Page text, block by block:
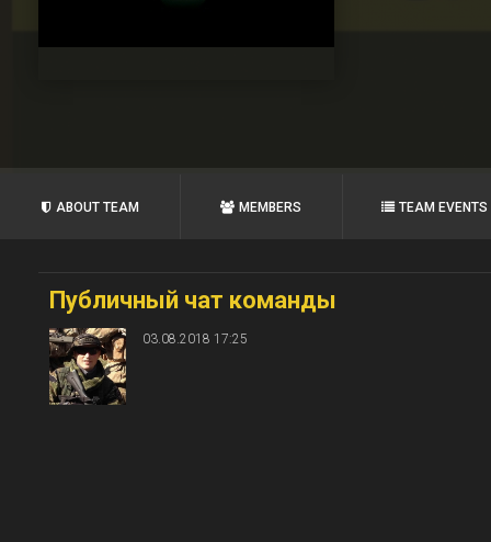
ABOUT TEAM MEMBERS TEAM EVENTS
Публичный чат команды
03.08.2018 17:25